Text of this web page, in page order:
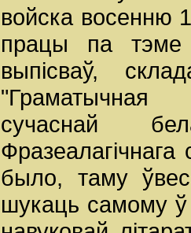
войска восенню
працы па тэме
выпісваў,
"Граматычная
сучаснай
было, таму
шукаць самому ў